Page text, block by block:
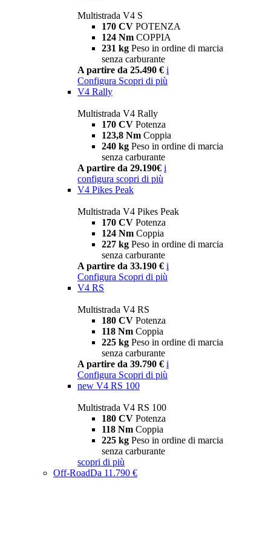
Multistrada V4 S
170 CV POTENZA
124 Nm COPPIA
231 kg Peso in ordine di marcia
senza carburante
A partire da 25.490 € i
Configura Scopri di più
V4 Rally
Multistrada V4 Rally
170 CV Potenza
123,8 Nm Coppia
240 kg Peso in ordine di marcia
senza carburante
A partire da 29.190€ i
configura scopri di più
V4 Pikes Peak
Multistrada V4 Pikes Peak
170 CV Potenza
124 Nm Coppia
227 kg Peso in ordine di marcia
senza carburante
A partire da 33.190 € i
Configura Scopri di più
V4 RS
Multistrada V4 RS
180 CV Potenza
118 Nm Coppia
225 kg Peso in ordine di marcia
senza carburante
A partire da 39.790 € i
Configura Scopri di più
new V4 RS 100
Multistrada V4 RS 100
180 CV Potenza
118 Nm Coppia
225 kg Peso in ordine di marcia
senza carburante
scopri di più
Off-RoadDa 11.790 €